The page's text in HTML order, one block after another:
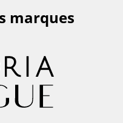
marques